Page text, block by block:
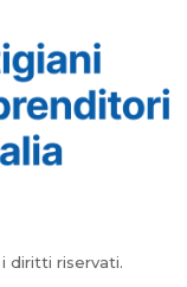
diritti riservati.